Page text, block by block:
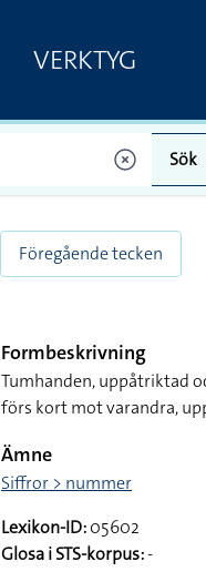
VERKTYG
Sök
Föregående tecken
Formbeskrivning
Tumhanden, uppåtriktad
förs kort mot varandra,
Ämne
Siffror > nummer
Lexikon-ID:05602
Glosa i STS-korpus:-